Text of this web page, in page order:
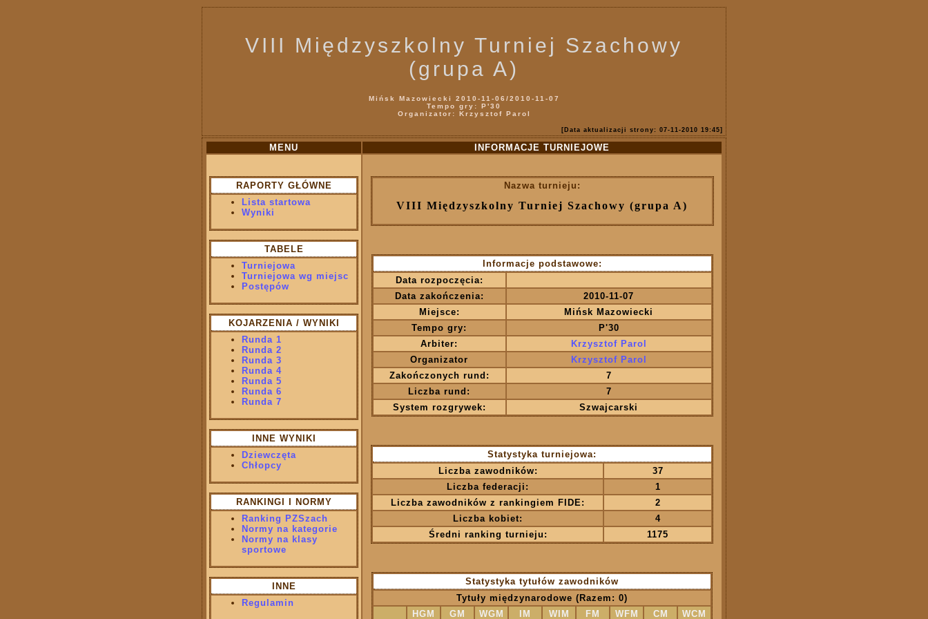
VIII Międzyszkolny Turniej Szachowy
(grupa A)
Mińsk Mazowiecki 2010-11-06/2010-11-07
Tempo gry: P'30
Organizator: Krzysztof Parol
[Data aktualizacji strony: 07-11-2010 19:45]
MENU INFORMACJE TURNIEJOWE
RAPORTY GŁÓWNE
Lista startowa
Wyniki
TABELE
Turniejowa
Turniejowa wg miejsc
Postępów
KOJARZENIA / WYNIKI
Runda 1
Runda 2
Runda 3
Runda 4
Runda 5
Runda 6
Runda 7
INNE WYNIKI
Dziewczęta
Chłopcy
RANKINGI I NORMY
Ranking PZSzach
Normy na kategorie
Normy na klasy
sportowe
INNE
Regulamin
Nazwa turnieju:
VIII Międzyszkolny Turniej Szachowy (grupa A)
Informacje podstawowe:
Data rozpoczęcia:
Data zakończenia:
2010-11-07
Miejsce:
Mińsk Mazowiecki
Tempo gry:
P'30
Arbiter:
Krzysztof Parol
Organizator
Krzysztof Parol
Zakończonych rund:
7
Liczba rund:
7
System rozgrywek:
Szwajcarski
Statystyka turniejowa:
Liczba zawodników:
37
Liczba federacji:
1
Liczba zawodników z rankingiem FIDE:
2
Liczba kobiet:
4
Średni ranking turnieju:
1175
Statystyka tytułów zawodników
Tytuły międzynarodowe (Razem: 0)
HGM
GM WGM IM WIM FM WFM CM WCM